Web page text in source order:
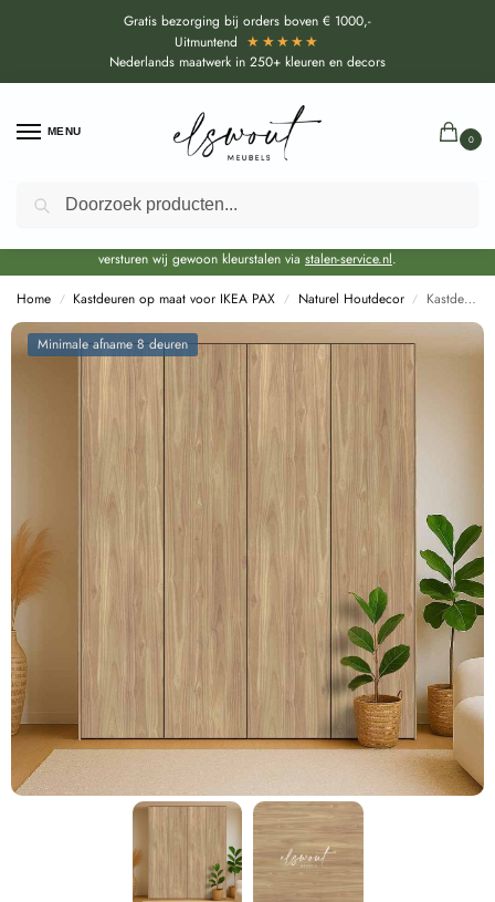
Gratis bezorging bij orders boven € 1000,-
Uitmuntend ★★★★★
Nederlands maatwerk in 250+ kleuren en decors
MENU
0
Door de bouwvakperiode geldt voor alle collecties momenteel een EXTRA
levertijd van circa 3-4 weken bovenop de reguliere levertijd.
versturen wij gewoon kleurstalen via stalen-service.nl.
Home / Kastdeuren op maat voor IKEA PAX / Naturel Houtdecor / Kastdeuren op maat Okobo Naturellen voor IKEA PAX (DecoLegno S160)
Minimale afname 8 deuren